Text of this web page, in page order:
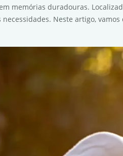
memórias duradouras.
Neste artigo,